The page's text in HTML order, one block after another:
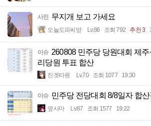
사진 무지개 보고 가세요
오늘도피씨방 Lv.86 조회 792 추천 3
이슈 260808 민주당 당원대회 제주
리당원 투표 합산
진겟타원 Lv.70 조회 1077 19:30
이슈 민주당 전당대회 8/8일자 합
옆사마 Lv.87 조회 1577 19:22